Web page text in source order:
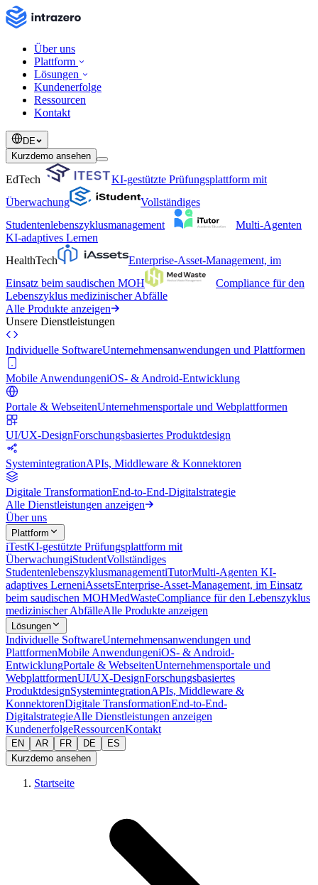
Über uns
Plattform
Lösungen
Kundenerfolge
Ressourcen
Kontakt
DE
Kurzdemo ansehen
EdTech
KI-gestützte Prüfungsplattform mit
Überwachung
Vollständiges
Studentenlebenszyklusmanagement
Multi-Agenten
KI-adaptives Lernen
HealthTech
Enterprise-Asset-Management, im
Einsatz beim saudischen MOH
Compliance für den
Lebenszyklus medizinischer Abfälle
Alle Produkte anzeigen
Unsere Dienstleistungen
Individuelle SoftwareUnternehmensanwendungen und Plattformen
Mobile AnwendungeniOS- & Android-Entwicklung
Portale & WebseitenUnternehmensportale und Webplattformen
UI/UX-DesignForschungsbasiertes Produktdesign
SystemintegrationAPIs, Middleware & Konnektoren
Digitale TransformationEnd-to-End-Digitalstrategie
Alle Dienstleistungen anzeigen
Über uns
Plattform
iTestKI-gestützte Prüfungsplattform mit
ÜberwachungiStudentVollständiges
StudentenlebenszyklusmanagementiTutorMulti-Agenten KI-
adaptives LerneniAssetsEnterprise-Asset-Management, im Einsatz
beim saudischen MOHMedWasteCompliance für den Lebenszyklus
medizinischer AbfälleAlle Produkte anzeigen
Lösungen
Individuelle SoftwareUnternehmensanwendungen und
PlattformenMobile AnwendungeniOS- & Android-
EntwicklungPortale & WebseitenUnternehmensportale und
WebplattformenUI/UX-DesignForschungsbasiertes
ProduktdesignSystemintegrationAPIs, Middleware &
KonnektorenDigitale TransformationEnd-to-End-
DigitalstrategieAlle Dienstleistungen anzeigen
KundenerfolgeRessourcenKontakt
EN AR FR DE
ES
Kurzdemo ansehen
Startseite